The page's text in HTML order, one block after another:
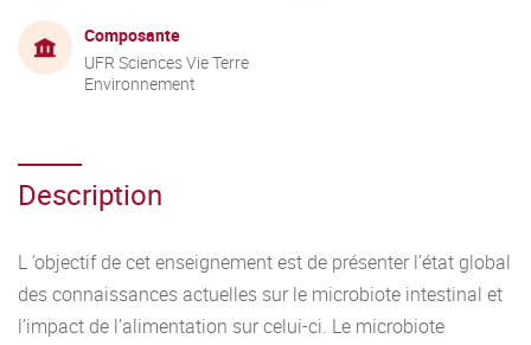
Composante
UFR Sciences Vie Terre
Environnement
Description
L ’objectif de cet enseignement est de présenter l’état global
des connaissances actuelles sur le microbiote intestinal et
l’impact de l’alimentation sur celui-ci. Le microbiote